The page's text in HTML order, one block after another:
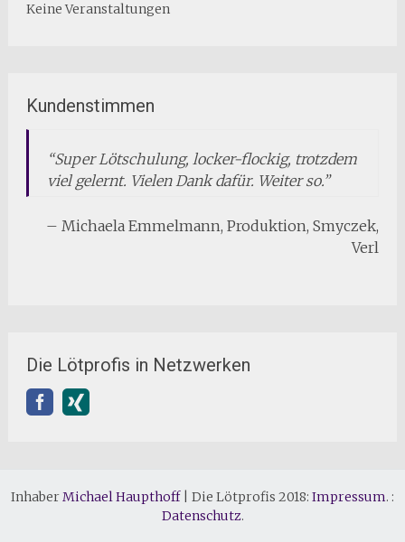
Keine Veranstaltungen
Kundenstimmen
Super Lötschulung, locker-flockig, trotzdem
viel gelernt. Vielen Dank dafür. Weiter so.
Michaela Emmelmann Produktion Smyczek
Verl
Die Lötprofis in Netzwerken
InhaberMichael Haupthoff Die Lötprofis 2018: Impressum. :
Datenschutz.